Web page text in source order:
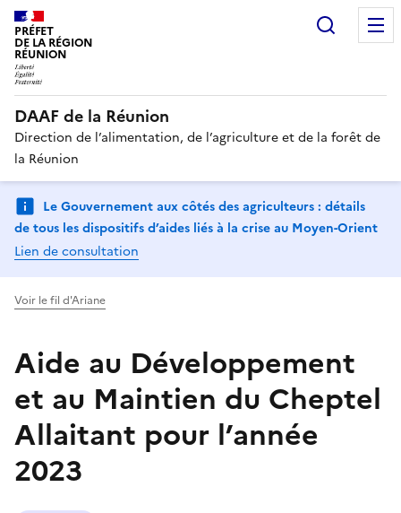
PRÉFET
DE LA RÉGION
RÉUNION
DAAF de la Réunion
Direction de l’alimentation, de l’agriculture et de la forêt de
la Réunion
Le Gouvernement aux côtés des agriculteurs : détails
de tous les dispositifs d’aides liés à la crise au Moyen-Orient
Lien de consultation
Voir le fil d'Ariane
Aide au Développement
et au Maintien du Cheptel
Allaitant pour l’année
2023